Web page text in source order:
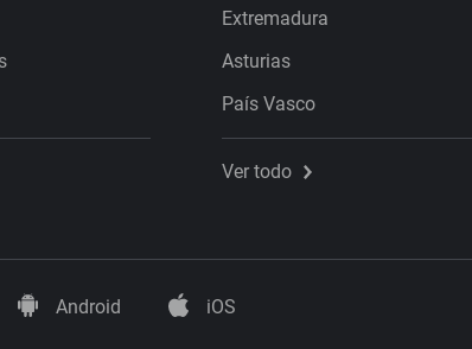
Extremadura
Asturias
País Vasco
Ver todo
Android iOS